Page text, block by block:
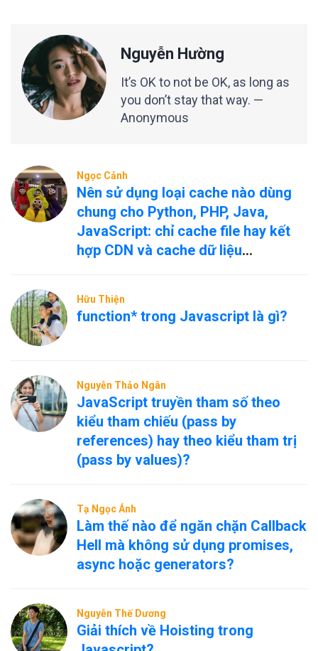
Nguyễn Hường
It’s OK to not be OK, as long as
you don’t stay that way. —
Anonymous
Ngọc Cảnh
Nên sử dụng loại cache nào dùng
chung cho Python, PHP, Java,
JavaScript: chỉ cache file hay kết
hợp CDN và cache dữ liệu
Hữu Thiện
function* trong Javascript là gì?
Nguyễn Thảo Ngân
JavaScript truyền tham số theo
kiểu tham chiếu (pass by
references) hay theo kiểu tham trị
(pass by values)?
Tạ Ngọc Ánh
Làm thế nào để ngăn chặn Callback
Hell mà không sử dụng promises,
async hoặc generators?
Nguyễn Thế Dương
Giải thích về Hoisting trong